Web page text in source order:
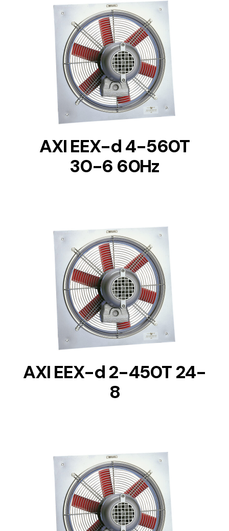
DETAILS
AXI EEX-d 4-560T
30-6 60Hz
DETAILS
AXI EEX-d 2-450T 24-
8
DETAILS